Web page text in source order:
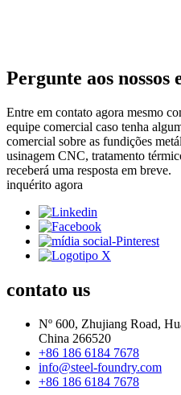
Pergunte aos nossos
Entre em contato agora mesmo
equipe comercial caso tenha
comercial sobre as fundições
usinagem CNC, tratamento
receberá uma resposta em breve.
inquérito agora
contato us
Nº 600, Zhujiang Road,
China 266520
+86 186 6184 7678
info@steel-foundry.com
+86 186 6184 7678